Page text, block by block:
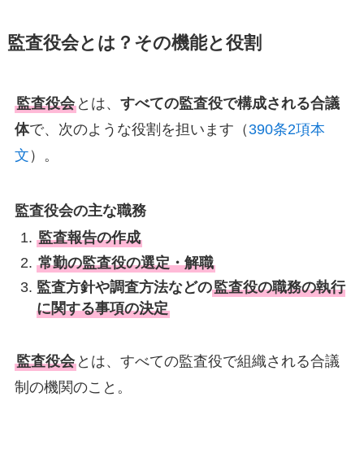
監査役会とは？その機能と役割
監査役会とは、 すべての監査役で構成される合議
体で、次のような役割を担います（ 390条2項本
文 ）。
監査役会の主な職務
監査報告の作成
常勤の監査役の選定・解職
監査方針や調査方法などの監査役の職務の執行
に関する事項の決定
監査役会とは、すべての監査役で組織される合議
制の機関のこと。